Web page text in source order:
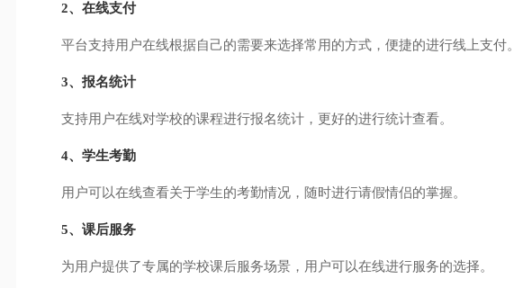
2、在线支付
平台支持用户在线根据自己的需要来选择常用的方式，便捷的进行线上支付。
3、报名统计
支持用户在线对学校的课程进行报名统计，更好的进行统计查看。
4、学生考勤
用户可以在线查看关于学生的考勤情况，随时进行请假情侣的掌握。
5、课后服务
为用户提供了专属的学校课后服务场景，用户可以在线进行服务的选择。